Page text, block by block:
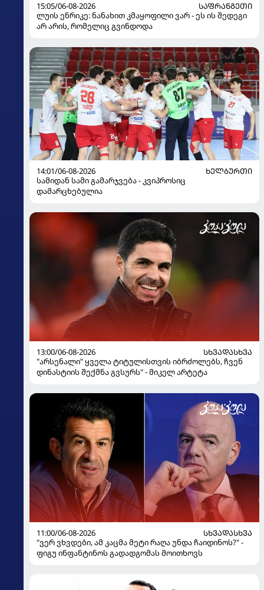
15:05/06-08-2026
ᲡᲐᲤᲠᲐᲜᲒᲔᲗᲘ
ლუის ენრიკე: ნანახით კმაყოფილი ვარ - ეს ის შედეგი
არ არის, რომელიც გვინდოდა
14:01/06-08-2026
ᲮᲔᲚᲑᲣᲠᲗᲘ
სამიდან სამი გამარჯვება - კვიპროსიც
დამარცხებულია
13:00/06-08-2026
ᲡᲮᲕᲐᲓᲐᲡᲮᲕᲐ
"არსენალი" ყველა ტიტულისთვის იბრძოლებს, ჩვენ
დინასტიის შექმნა გვსურს" - მიკელ არტეტა
11:00/06-08-2026
ᲡᲮᲕᲐᲓᲐᲡᲮᲕᲐ
"ვერ ვხვდები, ამ კაცმა მეტი რაღა უნდა ჩაიდინოს?" -
ფიგუ ინფანტინოს გადადგომას მოითხოვს